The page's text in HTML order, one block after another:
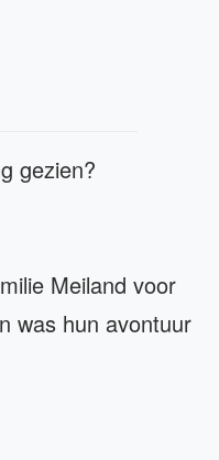
gezien?
Meiland voor
was hun avontuur